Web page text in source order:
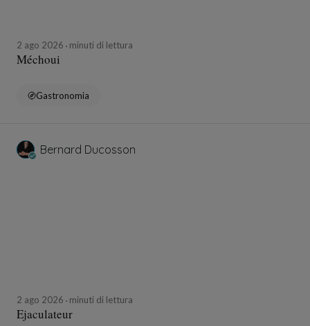
2 ago 2026 minuti di lettura
Méchoui
Gastronomia
Bernard Ducosson
2 ago 2026 minuti di lettura
Ejaculateur